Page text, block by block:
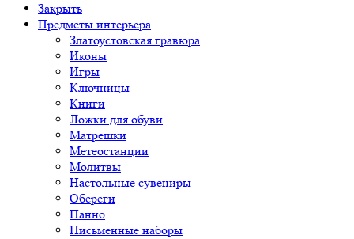
Закрыть
Предметы интерьера
Златоустовская гравюра
Иконы
Игры
Ключницы
Книги
Ложки для обуви
Матрешки
Метеостанции
Молитвы
Настольные сувениры
Обереги
Панно
Письменные наборы